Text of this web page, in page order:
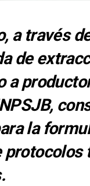
a través
de
a
la